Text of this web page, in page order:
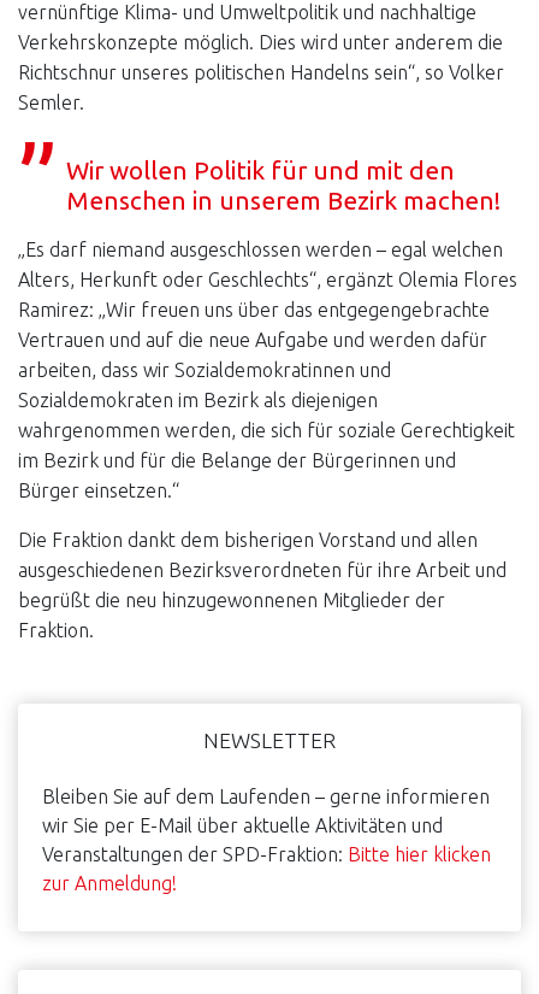
vernünftige Klima- und Umweltpolitik und nachhaltige
Verkehrskonzepte möglich. Dies wird unter anderem die
Richtschnur unseres politischen Handelns sein“, so Volker
Semler.
Wir wollen Politik für und mit den
Menschen in unserem Bezirk machen!
„Es darf niemand ausgeschlossen werden – egal welchen
Alters, Herkunft oder Geschlechts“, ergänzt Olemia Flores
Ramirez: „Wir freuen uns über das entgegengebrachte
Vertrauen und auf die neue Aufgabe und werden dafür
arbeiten, dass wir Sozialdemokratinnen und
Sozialdemokraten im Bezirk als diejenigen
wahrgenommen werden, die sich für soziale Gerechtigkeit
im Bezirk und für die Belange der Bürgerinnen und
Bürger einsetzen.“
Die Fraktion dankt dem bisherigen Vorstand und allen
ausgeschiedenen Bezirksverordneten für ihre Arbeit und
begrüßt die neu hinzugewonnenen Mitglieder der
Fraktion.
NEWSLETTER
Bleiben Sie auf dem Laufenden – gerne informieren
wir Sie per E-Mail über aktuelle Aktivitäten und
Veranstaltungen der SPD-Fraktion: Bitte hier klicken
zur Anmeldung!